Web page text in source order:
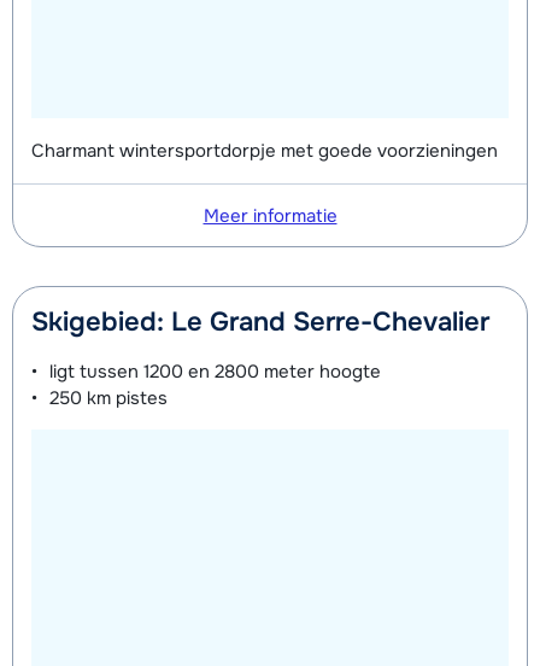
Charmant wintersportdorpje met goede voorzieningen
Meer informatie
Skigebied: Le Grand Serre-Chevalier
ligt tussen 1200 en 2800 meter hoogte
250 km pistes